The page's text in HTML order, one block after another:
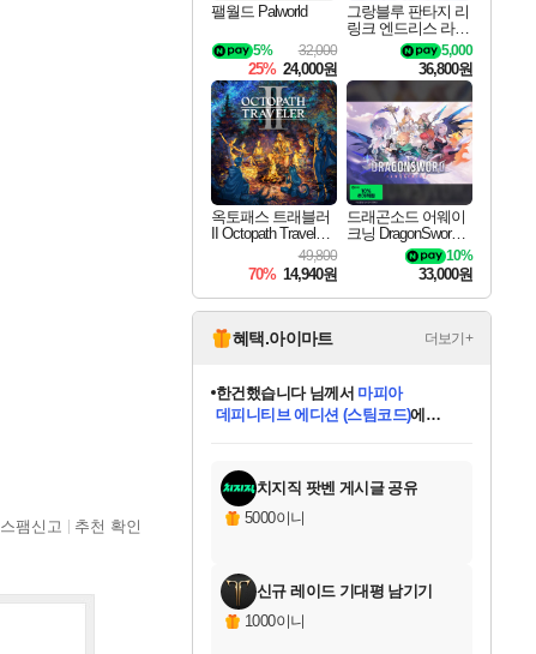
스팸신고 추천 확인
팰월드 Palworld
32,000
5%
25% 24,000원
그랑블루 판타지 리
링크 엔드리스 라그
나로크 업그레이드
킷 Granblue Fantasy
Relink Endless Ragn
arok Upgrade Kit DL
C
5,000
36,800원
옥토패스 트래블러
II Octopath Traveler I
49,800
70% 14,940원
드래곤소드 어웨이
크닝 DragonSword A
10%
33,000원
혜택.아이마트 더보기+
교환.
당첨되셨습니다.
당첨되셨습니다.
한건했습니다님께서 마피아
데피니티브 에디션 (스팀코드)에
당첨되셨습니다.
당첨되셨습니다.
당첨되셨습니다.
당첨되셨습니다.
에디션 (스팀코드)를 교환.
당첨되셨습니다.
치지직 팟벤 게시글 공유
5000이니
신규 레이드 기대평 남기기
1000이니